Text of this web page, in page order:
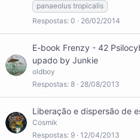
panaeolus tropicalis
Respostas 0 26/02/2014
E-book Frenzy - 42
upado by Junkie
oldboy
Respostas 8 28/08/2013
Liberação e dispersão de
Cosmik
Respostas 9 12/04/2013